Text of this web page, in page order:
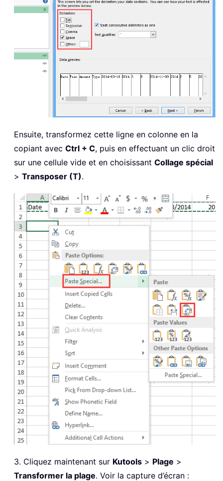
Ensuite, transformez cette ligne en colonne en la
copiant avec Ctrl + C, puis en effectuant un clic droit
sur une cellule vide et en choisissant Collage spécial
> Transposer (T).
3. Cliquez maintenant sur Kutools > Plage >
Transformer la plage. Voir la capture d’écran :